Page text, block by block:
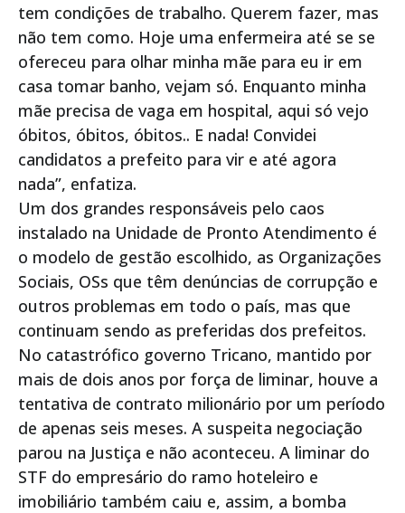
tem condições de trabalho. Querem fazer, mas
não tem como. Hoje uma enfermeira até se se
ofereceu para olhar minha mãe para eu ir em
casa tomar banho, vejam só. Enquanto minha
mãe precisa de vaga em hospital, aqui só vejo
óbitos, óbitos, óbitos.. E nada! Convidei
candidatos a prefeito para vir e até agora
nada”, enfatiza.
Um dos grandes responsáveis pelo caos
instalado na Unidade de Pronto Atendimento é
o modelo de gestão escolhido, as Organizações
Sociais, OSs que têm denúncias de corrupção e
outros problemas em todo o país, mas que
continuam sendo as preferidas dos prefeitos.
No catastrófico governo Tricano, mantido por
mais de dois anos por força de liminar, houve a
tentativa de contrato milionário por um período
de apenas seis meses. A suspeita negociação
parou na Justiça e não aconteceu. A liminar do
STF do empresário do ramo hoteleiro e
imobiliário também caiu e, assim, a bomba